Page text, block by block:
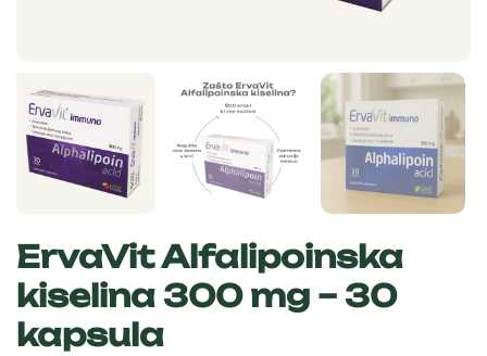
ErvaVit Alfalipoinska
kiselina 300 mg – 30
kapsula